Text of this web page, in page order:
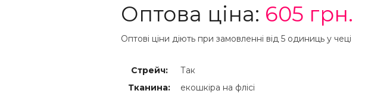
Оптова ціна: 605 грн.
Оптові ціни діють при замовленні від 5 одиниць у чеці
Стрейч:
Так
Тканина:
екошкіра на флісі